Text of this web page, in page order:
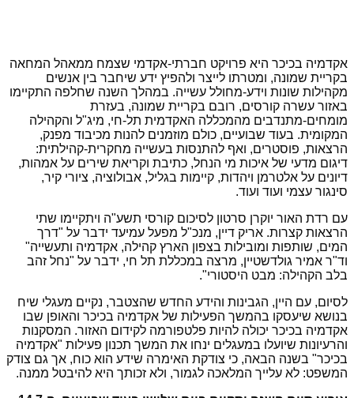
אקדמיה בכיכר היא פרויקט חברתי-אקדמי שצמח ממאהל המחאה
בקריית שמונה, ומטרתו לייצר ולהפיץ ידע שיחבר בין אנשים
מקהילות שונות וידע-מחולל עשייה. במהלך השנה שחלפה התקיימו
באזור עשרה קורסים, רובם בקריית שמונה, בעזרת
מומחים-מתנדבים מהמכללה האקדמית תל-חי, מיג"ל והקהילה
המקומית. בעוד שבועיים, כולם מוזמנים להנות מכיבוד מפנק,
הרצאות, פוסטרים, ואף להתנסות בעשייה מחקרית-קהילתית:
דיגום מדעי של איכות מי הנחל, כתיבת וקריאת שירים על אמהות,
דיונים על אלטרמן ויהדות, קיימות בגליל, אבולוציה, ציורי קיר,
סינגור עצמי ועוד ועוד.
עם רדת האור יוקרן סרטון לסיכום קורסי תשע"ה ויתקיימו שתי
הרצאות קצרות. אריק דיין, מנכ"ל מפעל עמיעד ידבר על "דרך
המים, שותפות ומובילות בצפון הארץ קהילה, אקדמיה ותעשייה"
וד"ר אמיר גולדשטיין, מרצה במכללת תל חי, ידבר על "נחל זהב
בלב הקהילה: מבט היסטורי".
לסיום, עם היין, הגבינות והידע החדש שהצטבר, נקיים מעגלי שיח
בנושא שיעסקו בהמשך הפעילות של אקדמיה בכיכר והאופן שבו
אקדמיה בכיכר יכולה להיות פלטפורמה לקידום האזור. המסקנות
והרעיונות שיועלו במעגלים ינחו את המשך תכנון פעילות "אקדמיה
בכיכר" בשנה הבאה, כי צודקת האימרה שידע הוא כוח, אך גם צודק
המשפט: לא עלייך המלאכה לגמור, ולא זכותך היא להיבטל ממנה.